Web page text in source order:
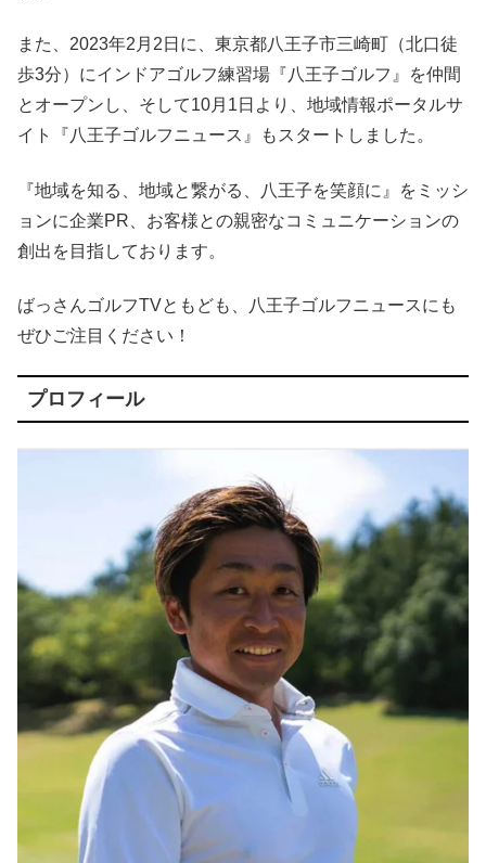
また、2023年2月2日に、東京都八王子市三崎町（北口徒
歩3分）にインドアゴルフ練習場『八王子ゴルフ』を仲間
とオープンし、そして10月1日より、地域情報ポータルサ
イト『八王子ゴルフニュース』もスタートしました。
『地域を知る、地域と繋がる、八王子を笑顔に』をミッシ
ョンに企業PR、お客様との親密なコミュニケーションの
創出を目指しております。
ばっさんゴルフTVともども、八王子ゴルフニュースにも
ぜひご注目ください！
プロフィール